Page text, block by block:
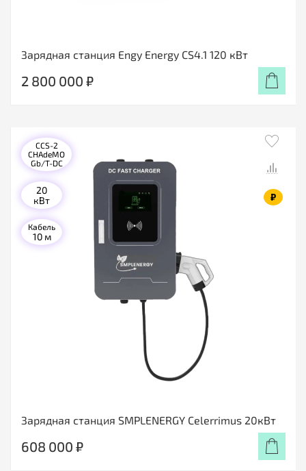
Зарядная станция Engy Energy CS4.1 120 кВт
2 800 000 ₽
Зарядная станция SMPLENERGY Celerrimus 20кВт
₽
CCS-2
CHAdeMO
Gb/T-DC
20
кВт
Кабель
10 м
608 000 ₽